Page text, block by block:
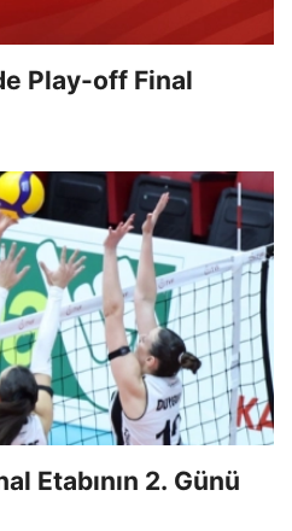
Play-off Final
Etabının 2. Günü